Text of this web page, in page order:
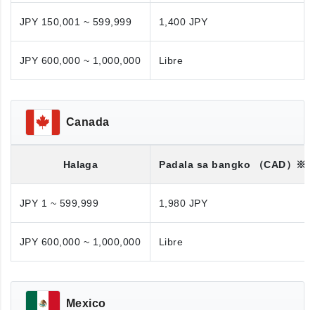
JPY 150,001 ~ 599,999 1,400 JPY
JPY 600,000 ~ 1,000,000 Libre
Canada
Halaga Padala sa bangko （CAD）※
JPY 1 ~ 599,999 1,980 JPY
JPY 600,000 ~ 1,000,000 Libre
Mexico